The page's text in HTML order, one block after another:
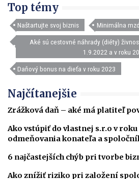
Top témy
Naštartujte svoj biznis Minimálna
Aké sú cestovné náhrady (diéty)
1.9.2022 a v roku
Daňový bonus na dieťa v roku 2023
Najčítanejšie
Zrážková daň – aké má platiteľ
Ako vstúpiť do vlastnej s.r.o v roku
odmeňovania konateľa a
6 najčastejších chýb pri tvorbe
Ako znížiť riziko pri založení